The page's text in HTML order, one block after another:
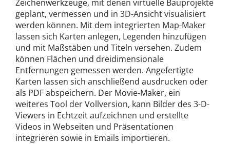
Zeichenwerkzeuge, mit denen virtuelle Bauprojekte
geplant, vermessen und in 3D-Ansicht visualisiert
werden können. Mit dem integrierten Map-Maker
lassen sich Karten anlegen, Legenden hinzufügen
und mit Maßstäben und Titeln versehen. Zudem
können Flächen und dreidimensionale
Entfernungen gemessen werden. Angefertigte
Karten lassen sich anschließend ausdrucken oder
als PDF abspeichern. Der Movie-Maker, ein
weiteres Tool der Vollversion, kann Bilder des 3-D-
Viewers in Echtzeit aufzeichnen und erstellte
Videos in Webseiten und Präsentationen
integrieren sowie in Emails importieren.